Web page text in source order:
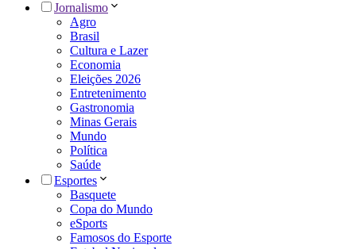
Jornalismo
Agro
Brasil
Cultura e Lazer
Economia
Eleições 2026
Entretenimento
Gastronomia
Minas Gerais
Mundo
Política
Saúde
Esportes
Basquete
Copa do Mundo
eSports
Famosos do Esporte